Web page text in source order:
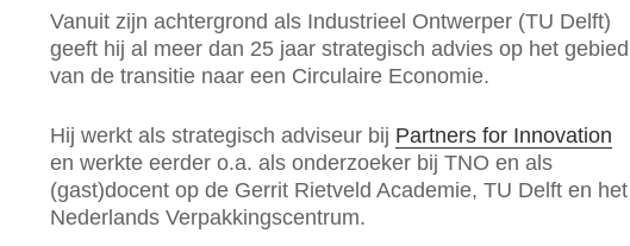
Vanuit zijn achtergrond als Industrieel Ontwerper (TU Delft)
geeft hij al meer dan 25 jaar strategisch advies op het gebied
van de transitie naar een Circulaire Economie.
Hij werkt als strategisch adviseur bij Partners for Innovation
en werkte eerder o.a. als onderzoeker bij TNO en als
(gast)docent op de Gerrit Rietveld Academie, TU Delft en het
Nederlands Verpakkingscentrum.